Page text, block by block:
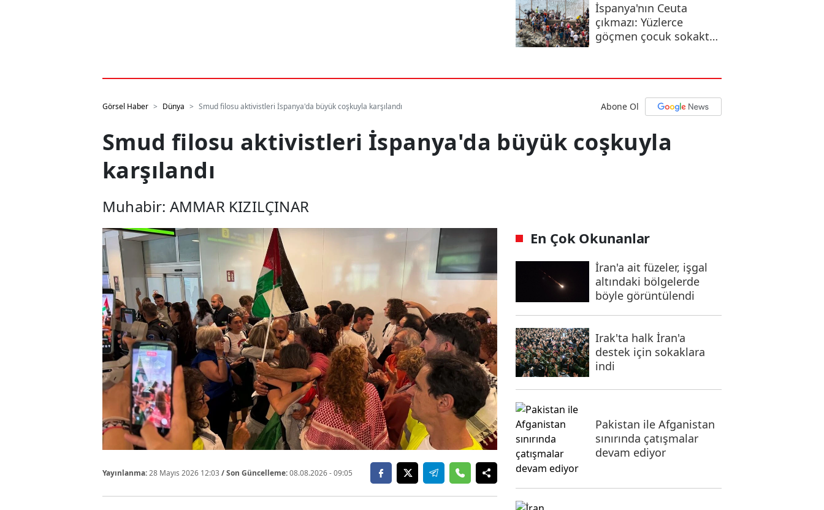
İspanya'nın Ceuta
çıkmazı: Yüzlerce
göçmen çocuk sokakta
Görsel Haber Dünya Smud filosu aktivistleri İspanya'da büyük coşkuyla karşılandı Abone Ol
Smud filosu aktivistleri İspanya'da büyük coşkuyla
karşılandı
Muhabir: AMMAR KIZILÇINAR
Yayınlanma:28 Mayıs 2026 12:03 / Son Güncelleme:08.08.2026- 09:05
En Çok Okunanlar
İran'a ait füzeler, işgal
altındaki bölgelerde
böyle görüntülendi
Irak'ta halk İran'a
destek için sokaklara
indi
Pakistan ile Afganistan
sınırında çatışmalar
devam ediyor